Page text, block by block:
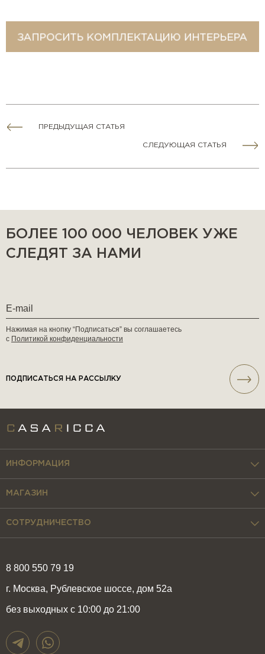
ПРЕДЫДУЩАЯ СТАТЬЯ
СЛЕДУЮЩАЯ СТАТЬЯ
БОЛЕЕ 100 000 ЧЕЛОВЕК УЖЕ
СЛЕДЯТ ЗА НАМИ
Нажимая на кнопку “Подписаться” вы соглашаетесь
с Политикой конфиденциальности
ПОДПИСАТЬСЯ НА РАССЫЛКУ
8 800 550 79 19
г. Москва, Рублевское шоссе, дом 52а
без выходных с 10:00 до 21:00
ИНФОРМАЦИЯ
МАГАЗИН
СОТРУДНИЧЕСТВО